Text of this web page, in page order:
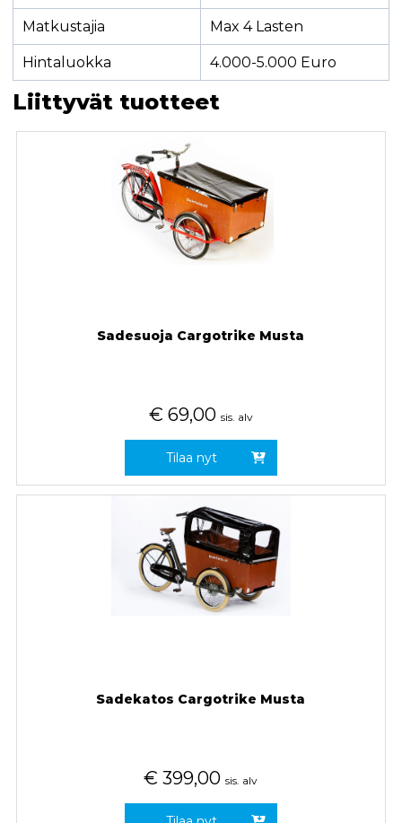
Matkustajia Max 4 Lasten
Hintaluokka 4.000-5.000 Euro
Liittyvät tuotteet
Sadesuoja Cargotrike Musta
€ 69,00 sis. alv
Tilaa nyt
Sadekatos Cargotrike Musta
€ 399,00 sis. alv